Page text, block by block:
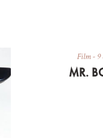
Film- 9
MR.